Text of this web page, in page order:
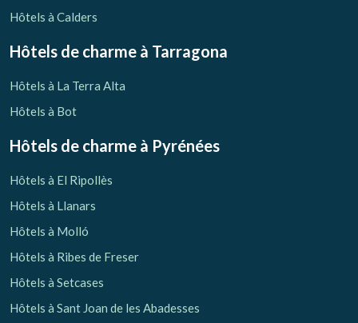
Hôtels à Calders
Hôtels de charme à Tarragona
Hôtels à La Terra Alta
Hôtels à Bot
Hôtels de charme à Pyrénées
Hôtels à El Ripollès
Hôtels à Llanars
Hôtels à Molló
Hôtels à Ribes de Freser
Hôtels à Setcases
Hôtels à Sant Joan de les Abadesses